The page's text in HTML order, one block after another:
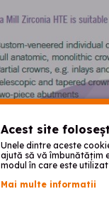
Acest site
Unele dintre aceste
ajută să vă îmbunătățim
modul în care este
Mai multe informatii